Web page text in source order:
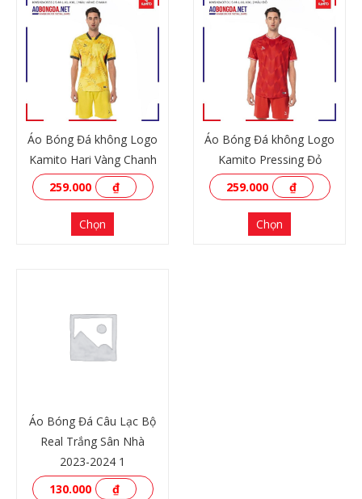
XEM THÊM
Áo Bóng Đá không Logo
Kamito Hari Vàng Chanh
259.000
₫
Chọn
Áo Bóng Đá không Logo
Kamito Pressing Đỏ
259.000
₫
Chọn
Áo Bóng Đá Câu Lạc Bộ
Real Trắng Sân Nhà
2023-2024 1
130.000
₫